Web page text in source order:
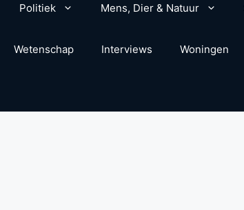
Politiek Mens, Dier & Natuur
Wetenschap Interviews Woningen